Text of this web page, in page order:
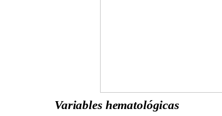
Variables hematológicas